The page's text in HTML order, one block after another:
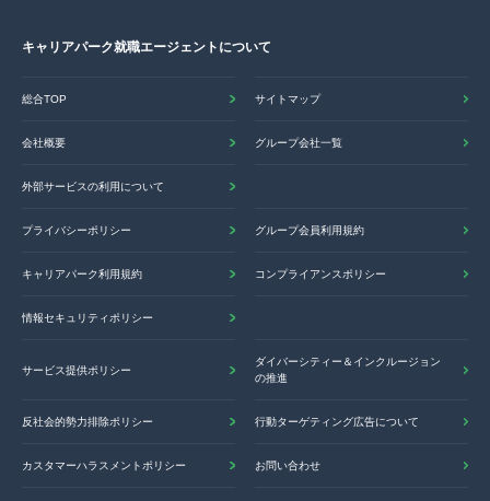
キャリアパーク就職エージェントについて
総合TOP サイトマップ
会社概要 グループ会社一覧
外部サービスの利用について
プライバシーポリシー グループ会員利用規約
キャリアパーク利用規約 コンプライアンスポリシー
情報セキュリティポリシー
サービス提供ポリシー
ダイバーシティー＆インクルージョン
の推進
反社会的勢力排除ポリシー 行動ターゲティング広告について
カスタマーハラスメントポリシー お問い合わせ